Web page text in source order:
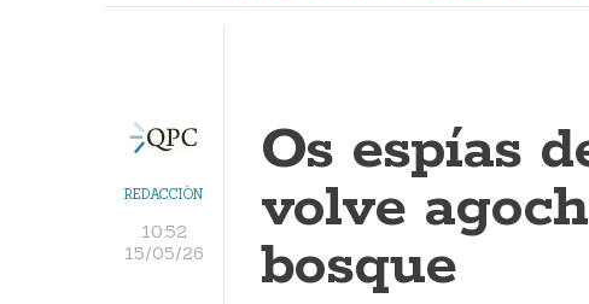
REDACCIÓN
10:52
15/05/26
Os espías
volve
bosque